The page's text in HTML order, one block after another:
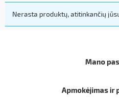
Nerasta produktų, atitinkančių
Mano
Apmokėjimas ir